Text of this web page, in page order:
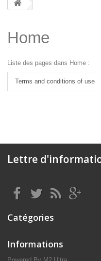
Home
Liste des pages dans Home :
Terms and conditions of use
Lettre
Catégories
Informations